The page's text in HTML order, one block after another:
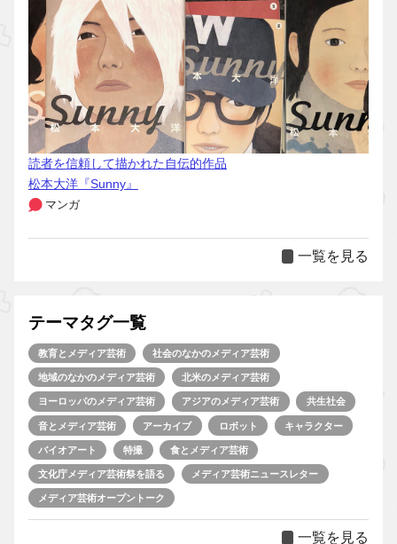
読者を信頼して描かれた自伝的作品
松本大洋『Sunny』
マンガ
一覧を見る
テーマタグ一覧
教育とメディア芸術 社会のなかのメディア芸術
地域のなかのメディア芸術 北米のメディア芸術
ヨーロッパのメディア芸術 アジアのメディア芸術 共生社会
音とメディア芸術 アーカイブ ロボット キャラクター
バイオアート 特撮 食とメディア芸術
文化庁メディア芸術祭を語る メディア芸術ニュースレター
メディア芸術オープントーク
一覧を見る